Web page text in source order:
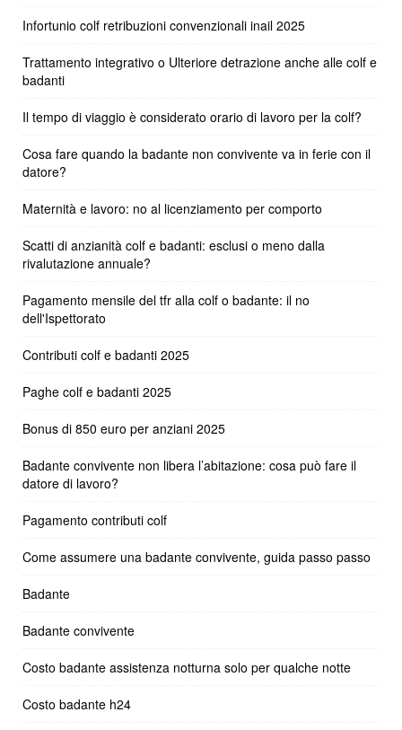
Infortunio colf retribuzioni convenzionali inail 2025
Trattamento integrativo o Ulteriore detrazione anche alle colf e
badanti
Il tempo di viaggio è considerato orario di lavoro per la colf?
Cosa fare quando la badante non convivente va in ferie con il
datore?
Maternità e lavoro: no al licenziamento per comporto
Scatti di anzianità colf e badanti: esclusi o meno dalla
rivalutazione annuale?
Pagamento mensile del tfr alla colf o badante: il no
dell'Ispettorato
Contributi colf e badanti 2025
Paghe colf e badanti 2025
Bonus di 850 euro per anziani 2025
Badante convivente non libera l’abitazione: cosa può fare il
datore di lavoro?
Pagamento contributi colf
Come assumere una badante convivente, guida passo passo
Badante
Badante convivente
Costo badante assistenza notturna solo per qualche notte
Costo badante h24